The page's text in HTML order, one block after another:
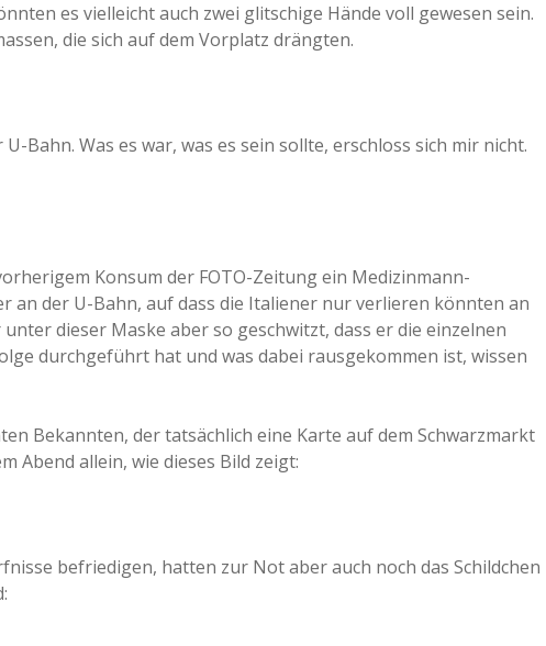
es vielleicht auch zwei glitschige Hände voll gewesen sein.
die sich auf dem Vorplatz drängten.
Bahn. Was es war, was es sein sollte, erschloss sich mir nicht.
Konsum der FOTO-Zeitung ein Medizinmann-
an der U-Bahn, auf dass die Italiener nur verlieren könnten an
dieser Maske aber so geschwitzt, dass er die einzelnen
durchgeführt hat und was dabei rausgekommen ist, wissen
Bekannten, der tatsächlich eine Karte auf dem Schwarzmarkt
Abend allein, wie dieses Bild zeigt:
befriedigen, hatten zur Not aber auch noch das Schildchen